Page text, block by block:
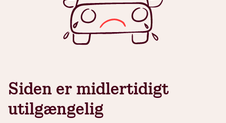
Siden er midlertidigt
utilgængelig